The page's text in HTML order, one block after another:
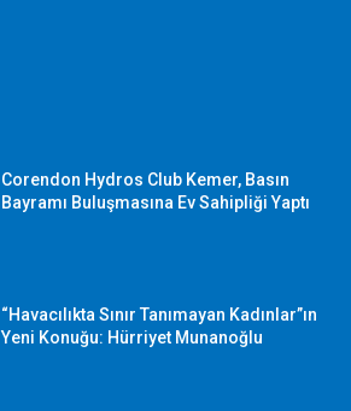
Corendon Hydros Club Kemer, Basın
Bayramı Buluşmasına Ev Sahipliği Yaptı
“Havacılıkta Sınır Tanımayan Kadınlar”ın
Yeni Konuğu: Hürriyet Munanoğlu